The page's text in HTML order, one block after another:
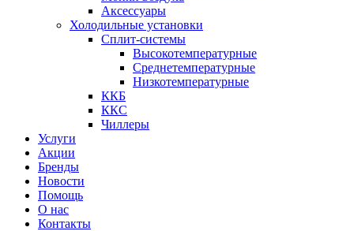
Аксессуары
Холодильные установки
Сплит-системы
Высокотемпературные
Среднетемпературные
Низкотемпературные
ККБ
ККС
Чиллеры
Услуги
Акции
Бренды
Новости
Помощь
О нас
Контакты